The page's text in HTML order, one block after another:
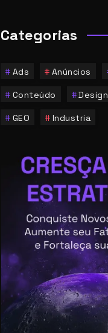
Categorias
Ads Anúncios
Conteúdo Design
GEO Industria